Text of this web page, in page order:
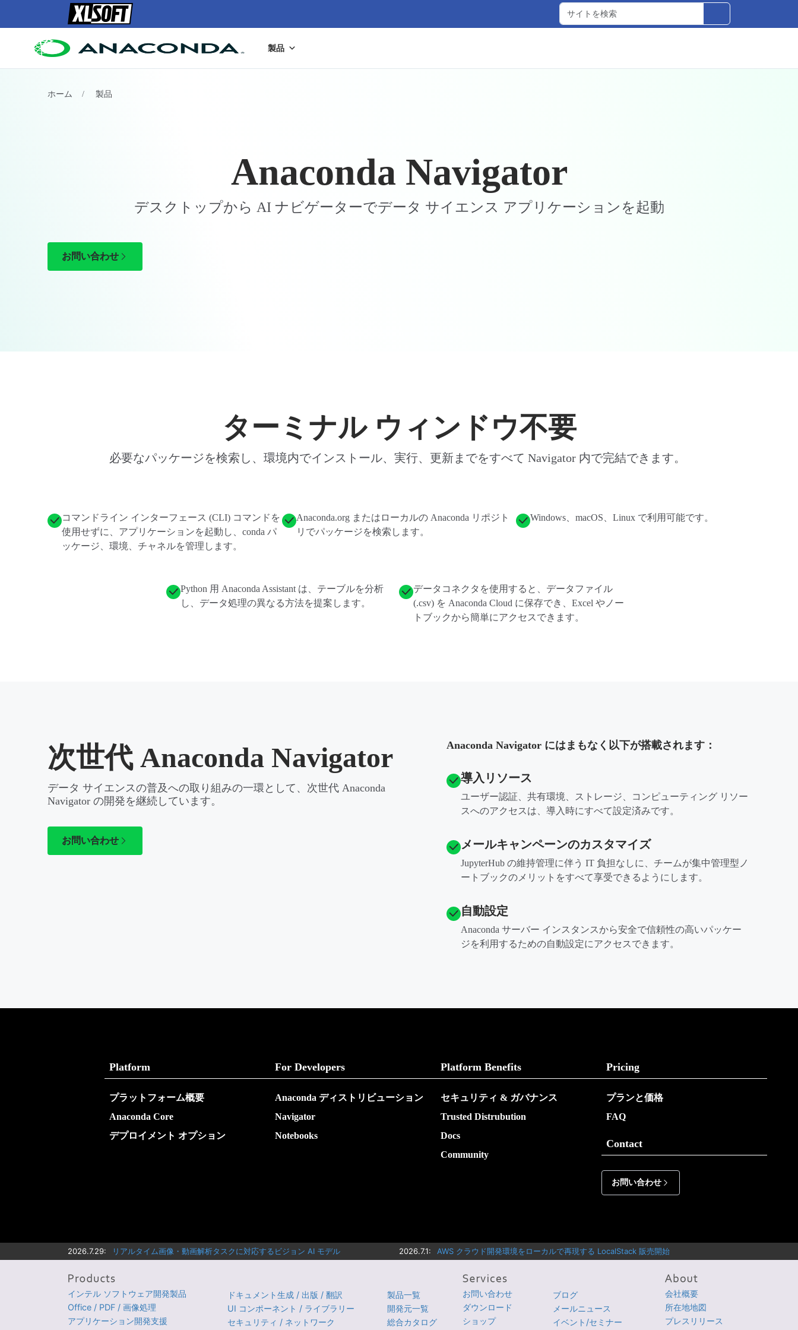
製品
ホーム 製品
Anaconda Navigator
デスクトップから AI ナビゲーターでデータ サイエンス アプリケーションを起動
お問い合わせ
ターミナル ウィンドウ不要
必要なパッケージを検索し、環境内でインストール、実行、更新までをすべて Navigator 内で完結できます。
コマンドライン インターフェース (CLI) コマンドを
使用せずに、アプリケーションを起動し、conda パ
ッケージ、環境、チャネルを管理します。
Anaconda.org またはローカルの Anaconda リポジト
リでパッケージを検索します。
Windows、macOS、Linux で利用可能です。
Python 用 Anaconda Assistant は、テーブルを分析
し、データ処理の異なる方法を提案します。
データコネクタを使用すると、データファイル
(.csv) を Anaconda Cloud に保存でき、Excel やノー
トブックから簡単にアクセスできます。
次世代 Anaconda Navigator
データ サイエンスの普及への取り組みの一環として、次世代 Anaconda
Navigator の開発を継続しています。
お問い合わせ
Anaconda Navigator にはまもなく以下が搭載されます：
導入リソース
ユーザー認証、共有環境、ストレージ、コンピューティング リソー
スへのアクセスは、導入時にすべて設定済みです。
メールキャンペーンのカスタマイズ
JupyterHub の維持管理に伴う IT 負担なしに、チームが集中管理型ノ
ートブックのメリットをすべて享受できるようにします。
自動設定
Anaconda サーバー インスタンスから安全で信頼性の高いパッケー
ジを利用するための自動設定にアクセスできます。
Platform
プラットフォーム概要
Anaconda Core
デプロイメント オプション
For Developers
Anaconda ディストリビューション
Navigator
Notebooks
Platform Benefits
セキュリティ & ガバナンス
Trusted Distrubution
Docs
Community
Pricing
プランと価格
FAQ
Contact
お問い合わせ
2026.7.29: リアルタイム画像・動画解析タスクに対応するビジョン AI モデル 2026.7.1: AWS クラウド開発環境をローカルで再現する LocalStack 販売開始
インテル ソフトウェア開発製品
Office / PDF / 画像処理
アプリケーション開発支援
ドキュメント生成 / 出版 / 翻訳
UI コンポーネント / ライブラリー
セキュリティ / ネットワーク
製品一覧
開発元一覧
総合カタログ
お問い合わせ
ダウンロード
ショップ
ブログ
メールニュース
イベント/セミナー
会社概要
所在地地図
プレスリリース